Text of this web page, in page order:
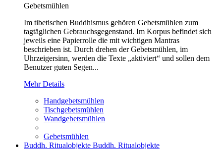
Gebetsmühlen
Im tibetischen Buddhismus gehören Gebetsmühlen zum
tagtäglichen Gebrauchsgegenstand. Im Korpus befindet sich
jeweils eine Papierrolle die mit wichtigen Mantras
beschrieben ist. Durch drehen der Gebetsmühlen, im
Uhrzeigersinn, werden die Texte „aktiviert“ und sollen dem
Benutzer guten Segen...
Mehr Details
Handgebetsmühlen
Tischgebetsmühlen
Wandgebetsmühlen
Gebetsmühlen
Buddh. Ritualobjekte Buddh. Ritualobjekte